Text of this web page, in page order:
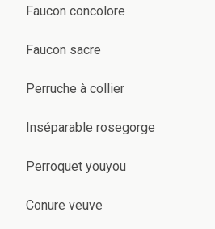
Faucon concolore
Faucon sacre
Perruche à collier
Inséparable rosegorge
Perroquet youyou
Conure veuve